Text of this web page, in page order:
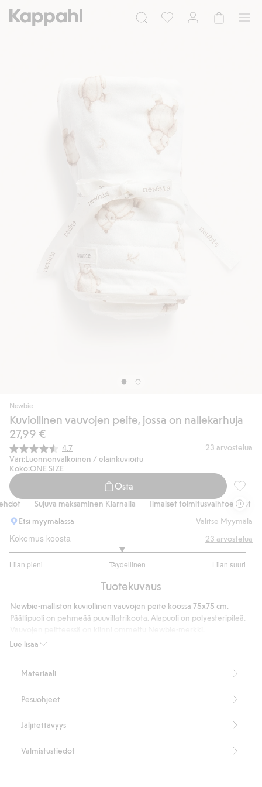
Newbie
Kuviollinen vauvojen peite, jossa on nallekarhuja
27,99 €
Keskimääräinen luokitus:
4.7 23 arvostelua
Väri:Luonnonvalkoinen / eläinkuvioitu
Koko:ONE SIZE
Osta
Sujuva maksaminen Klarnalla Ilmaiset toimitusvaihtoehdot
Etsi myymälässä
Valitse Myymälä
Kokemus koosta
Liian pieni Täydellinen Liian suuri
/
ääneen
23 arvostelua
Tuotekuvaus
Lue lisää
Newbie-malliston kuviollinen vauvojen peite koossa 75x75 cm.
Päällipuoli on pehmeää puuvillatrikoota. Alapuoli on polyesteripileä.
75 x 75 cm
GRS-sertifioitu: EGL/283954/GRS/1617800/1
Kierrätetty polyesteri
Materiaali
Pesuohjeet
Jäljitettävyys
Valmistustiedot